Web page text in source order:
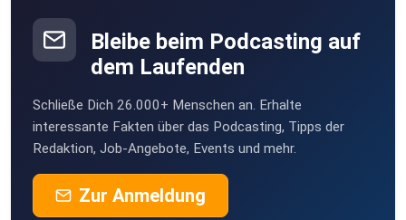
Gammertingen
willistvv
Karlsruhe
Düsseldorf
MSWMGPodcast
Düsseldorf
Bleibe beim Podcasting auf
dem Laufenden
Schließe Dich 26.000+ Menschen an. Erhalte
interessante Fakten über das Podcasting, Tipps der
Redaktion, Job-Angebote, Events und mehr.
Zur Anmeldung